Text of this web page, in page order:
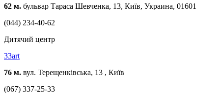
62 м. бульвар Тараса Шевченка, 13, Київ, Украина, 01601
(044) 234-40-62
Дитячий центр
33art
76 м. вул. Терещенківська, 13 , Київ
(067) 337-25-33